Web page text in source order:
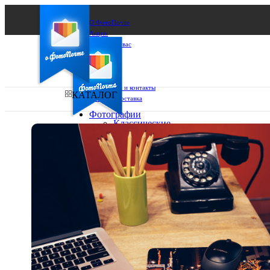
О ФотоПочте
Акции
Сделаем за вас
Бизнесу
FAQ
Франшиза
Поддержка и контакты
Оплата и доставка
Ваш город:
Ваш регион доставки
Выберите из списка:
КАТАЛОГ
Фотографии
Классические
фото
10х10
10х15
13х18
15х15
15х20
20х20
20х30
30х30
30х40
А4
Фото
в